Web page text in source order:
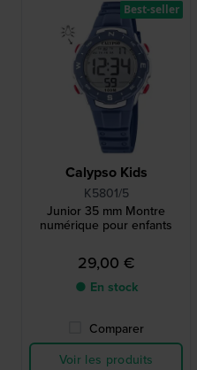
Calypso Kids
K5801/5
Junior 35 mm Montre
numérique pour enfants
29,00 €
● En stock
Comparer
Voir les produits
Best-seller